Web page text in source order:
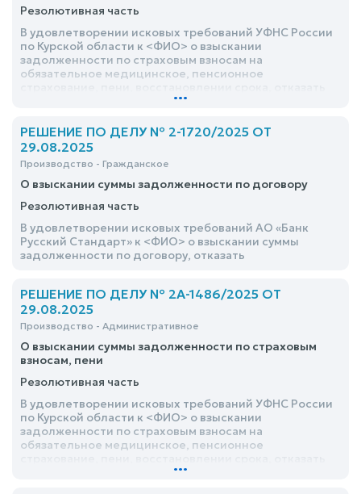
Резолютивная часть
В удовлетворении исковых требований УФНС России
по Курской области к <ФИО> о взыскании
задолженности по страховым взносам на
обязательное медицинское, пенсионное
...
РЕШЕНИЕ ПО ДЕЛУ № 2-1720/2025 ОТ
29.08.2025
Производство - Гражданское
О взыскании суммы задолженности по договору
Резолютивная часть
В удовлетворении исковых требований АО «Банк
Русский Стандарт» к <ФИО> о взыскании суммы
задолженности по договору, отказать
РЕШЕНИЕ ПО ДЕЛУ № 2А-1486/2025 ОТ
29.08.2025
Производство - Административное
О взыскании суммы задолженности по страховым
взносам, пени
Резолютивная часть
В удовлетворении исковых требований УФНС России
по Курской области к <ФИО> о взыскании
задолженности по страховым взносам на
обязательное медицинское, пенсионное
...